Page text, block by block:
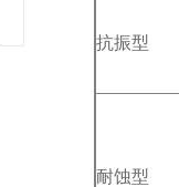
抗振型
耐蚀型